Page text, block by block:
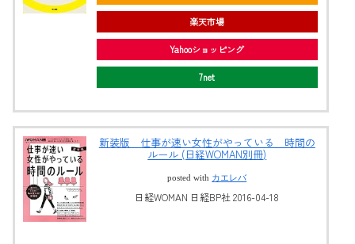
楽天市場
Yahooショッピング
7net
新装版 仕事が速い女性がやっている 時間の
ルール (日経WOMAN別冊)
posted with カエレバ
日経WOMAN 日経BP社 2016-04-18